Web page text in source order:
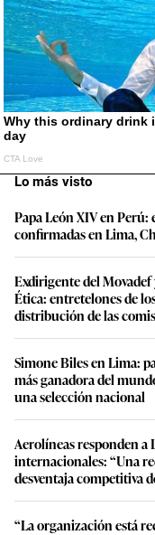
Lo más visto
Papa León XIV en Perú:
confirmadas en Lima,
Exdirigente del Movadef
Ética: entretelones de
distribución de las
Simone Biles en Lima:
más ganadora del
una selección nacional
Aerolíneas responden a
internacionales: “Una
desventaja competitiva
“La organización está